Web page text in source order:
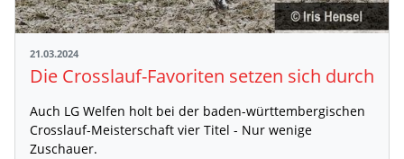
21.03.2024
Die Crosslauf-Favoriten setzen sich durch
Auch LG Welfen holt bei der baden-württembergischen
Crosslauf-Meisterschaft vier Titel - Nur wenige
Zuschauer.